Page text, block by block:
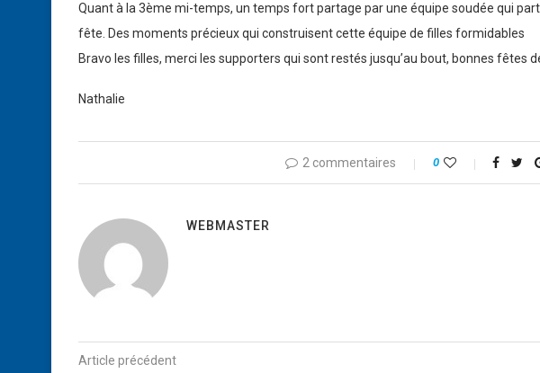
Quant à la 3ème mi-temps, un temps fort partage par une équipe soudée qui
fête. Des moments précieux qui construisent cette équipe de filles formidables
Bravo les filles, merci les supporters qui sont restés jusqu’au bout, bonnes fêtes
Nathalie
2 commentaires 0
WEBMASTER
Article précédent